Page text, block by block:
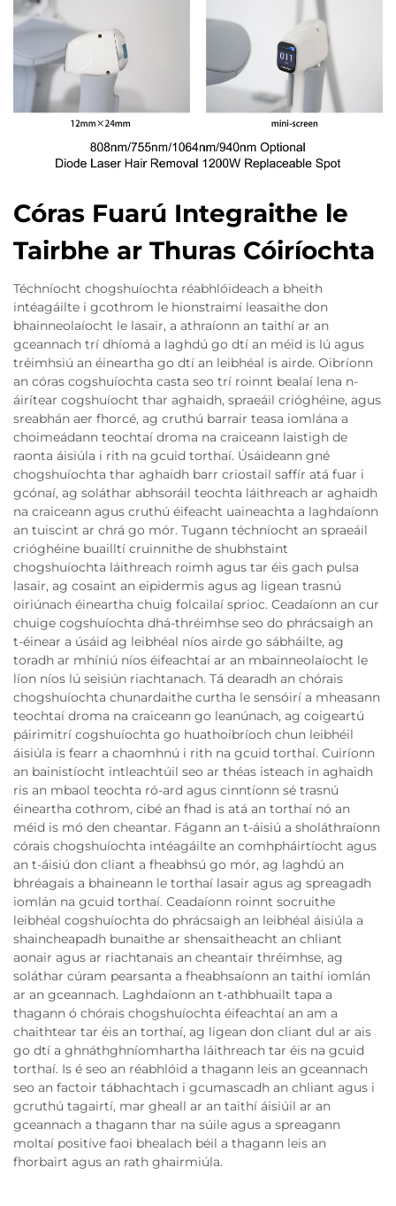
Córas Fuarú Integraithe le
Tairbhe ar Thuras Cóiríochta
Téchníocht chogshuíochta réabhlóideach a bheith
intéagáilte i gcothrom le hionstraimí leasaithe don
bhainneolaíocht le lasair, a athraíonn an taithí ar an
gceannach trí dhíomá a laghdú go dtí an méid is lú agus
tréimhsiú an éineartha go dtí an leibhéal is airde. Oibríonn
an córas cogshuíochta casta seo trí roinnt bealaí lena n-
áirítear cogshuíocht thar aghaidh, spraeáil crióghéine, agus
sreabhán aer fhorcé, ag cruthú barrair teasa iomlána a
choimeádann teochtaí droma na craiceann laistigh de
raonta áisiúla i rith na gcuid torthaí. Úsáideann gné
chogshuíochta thar aghaidh barr criostail saffír atá fuar i
gcónaí, ag soláthar abhsoráil teochta láithreach ar aghaidh
na craiceann agus cruthú éifeacht uaineachta a laghdaíonn
an tuiscint ar chrá go mór. Tugann téchníocht an spraeáil
crióghéine buailltí cruinnithe de shubhstaint
chogshuíochta láithreach roimh agus tar éis gach pulsa
lasair, ag cosaint an eipidermis agus ag ligean trasnú
oiriúnach éineartha chuig folcailaí sprioc. Ceadaíonn an cur
chuige cogshuíochta dhá-thréimhse seo do phrácsaigh an
t-éinear a úsáid ag leibhéal níos airde go sábháilte, ag
toradh ar mhíniú níos éifeachtaí ar an mbainneolaíocht le
líon níos lú seisiún riachtanach. Tá dearadh an chórais
chogshuíochta chunardaithe curtha le sensóirí a mheasann
teochtaí droma na craiceann go leanúnach, ag coigeartú
páirimitrí cogshuíochta go huathoibríoch chun leibhéil
áisiúla is fearr a chaomhnú i rith na gcuid torthaí. Cuiríonn
an bainistíocht intleachtúil seo ar théas isteach in aghaidh
ris an mbaol teochta ró-ard agus cinntíonn sé trasnú
éineartha cothrom, cibé an fhad is atá an torthaí nó an
méid is mó den cheantar. Fágann an t-áisiú a sholáthraíonn
córais chogshuíochta intéagáilte an comhpháirtíocht agus
an t-áisiú don cliant a fheabhsú go mór, ag laghdú an
bhréagais a bhaineann le torthaí lasair agus ag spreagadh
iomlán na gcuid torthaí. Ceadaíonn roinnt socruithe
leibhéal cogshuíochta do phrácsaigh an leibhéal áisiúla a
shaincheapadh bunaithe ar shensaitheacht an chliant
aonair agus ar riachtanais an cheantair thréimhse, ag
soláthar cúram pearsanta a fheabhsaíonn an taithí iomlán
ar an gceannach. Laghdaíonn an t-athbhuailt tapa a
thagann ó chórais chogshuíochta éifeachtaí an am a
chaithtear tar éis an torthaí, ag ligean don cliant dul ar ais
go dtí a ghnáthghníomhartha láithreach tar éis na gcuid
torthaí. Is é seo an réabhlóid a thagann leis an gceannach
seo an factoir tábhachtach i gcumascadh an chliant agus i
gcruthú tagairtí, mar gheall ar an taithí áisiúil ar an
gceannach a thagann thar na súile agus a spreagann
moltaí positíve faoi bhealach béil a thagann leis an
fhorbairt agus an rath ghairmiúla.